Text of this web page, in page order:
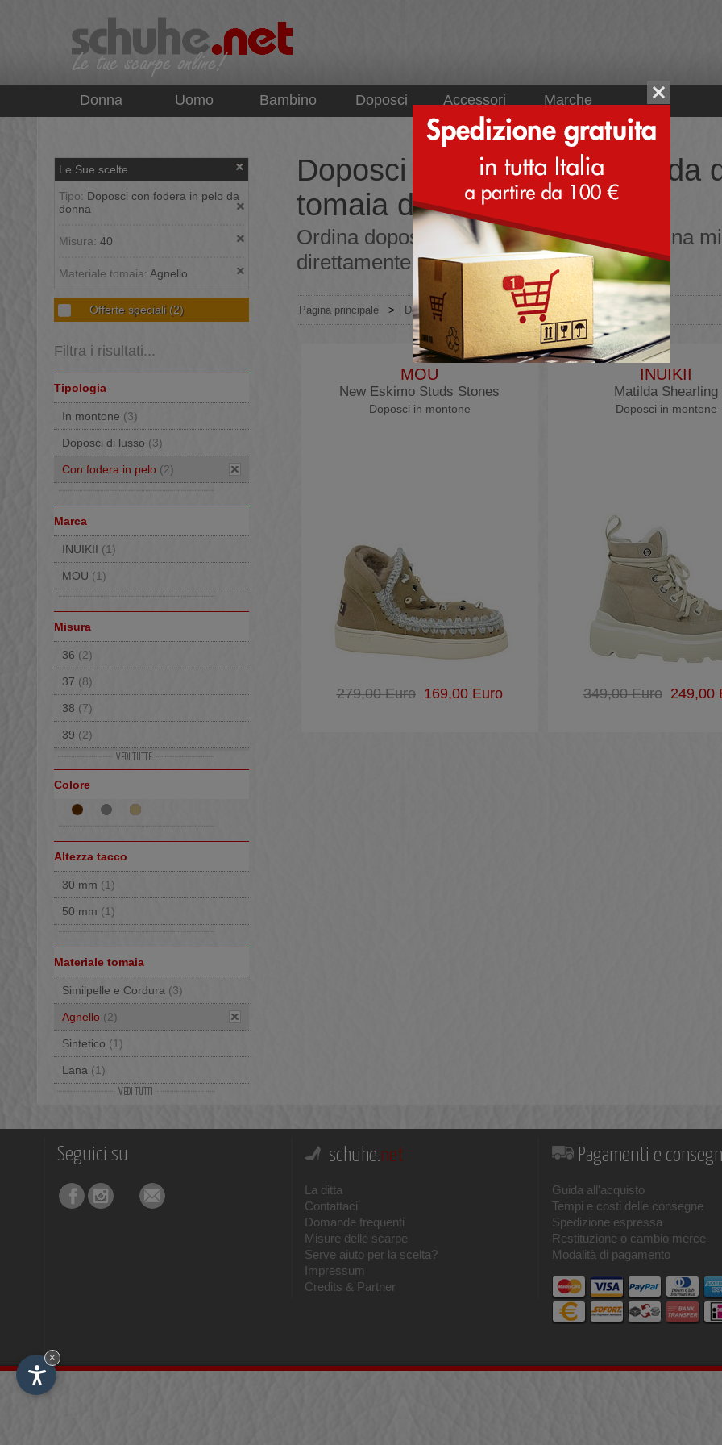
Donna Uomo Bambino Doposci Accessori Marche
Le Sue scelte
Tipo: Doposci con fodera in pelo da
donna
Misura: 40
Materiale tomaia: Agnello
Offerte speciali (2)
Filtra i risultati...
Tipologia
In montone (3)
Doposci di lusso (3)
Con fodera in pelo (2)
Marca
INUIKII (1)
MOU (1)
Misura
36 (2)
37 (8)
38 (7)
39 (2)
40 (2)
41(2)
Colore
Altezza tacco
30 mm (1)
50 mm (1)
Materiale tomaia
Similpelle e Cordura (3)
Agnello (2)
Sintetico (1)
Lana (1)
Pelle e Camoscio
Doposci con fodera in pelo da
tomaia di agnello
Ordina doposci con fodera in pelo da donna
direttamente dall'Italia
Pagina principale > Donna > Doposci > Con fodera in pelo
MOU
New Eskimo Studs Stones
Doposci in montone
279,00 Euro169,00 Euro
INUIKII
Matilda Shearling
Doposci in montone
349,00 Euro249,00
Seguici su schuhe.net
La ditta
Contattaci
Domande frequenti
Misure delle scarpe
Serve aiuto per la scelta?
Impressum
Credits & Partner
Pagamenti e
Guida all'acquisto
Tempi e costi delle consegne
Spedizione espressa
Restituzione o cambio merce
Modalità di pagamento
×